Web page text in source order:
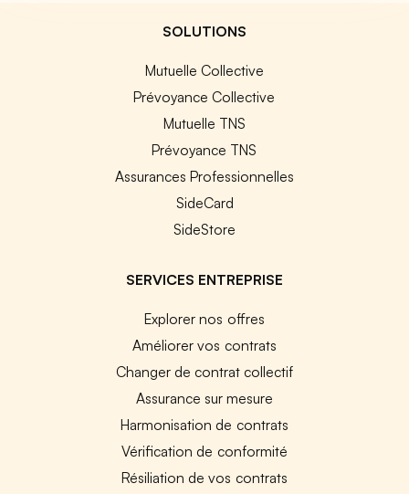
SOLUTIONS
Mutuelle Collective
Prévoyance Collective
Mutuelle TNS
Prévoyance TNS
Assurances Professionnelles
SideCard
SideStore
SERVICES ENTREPRISE
Explorer nos offres
Améliorer vos contrats
Changer de contrat collectif
Assurance sur mesure
Harmonisation de contrats
Vérification de conformité
Résiliation de vos contrats